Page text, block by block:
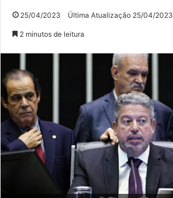
25/04/2023 Última Atualização 25/04/2023
2 minutos de leitura